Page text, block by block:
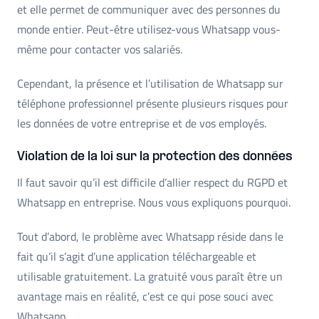
et elle permet de communiquer avec des personnes du
monde entier. Peut-être utilisez-vous Whatsapp vous-
même pour contacter vos salariés.
Cependant, la présence et l’utilisation de Whatsapp sur
téléphone professionnel présente plusieurs risques pour
les données de votre entreprise et de vos employés.
Violation de la loi sur la protection des données
Il faut savoir qu’il est difficile d’allier respect du RGPD et
Whatsapp en entreprise. Nous vous expliquons pourquoi.
Tout d’abord, le problème avec Whatsapp réside dans le
fait qu’il s’agit d’une application téléchargeable et
utilisable gratuitement. La gratuité vous paraît être un
avantage mais en réalité, c’est ce qui pose souci avec